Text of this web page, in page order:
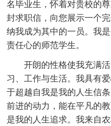
名毕业生，怀着对贵校的
封求职信，向您展示一个
纳我成为其中的一员。我
责任心的师范学生。
开朗的性格使我充满
习、工作与生活。我具有
于超越自我是我的人生信
前进的动力，能在平凡的
是我的人生追求。我来自